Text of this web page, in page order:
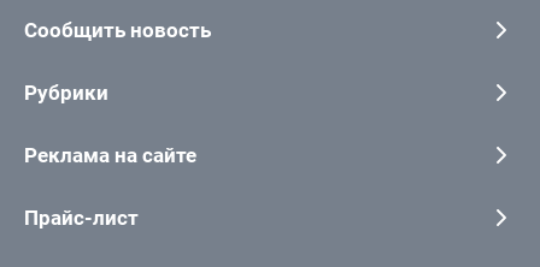
Сообщить новость
Рубрики
Реклама на сайте
Прайс-лист